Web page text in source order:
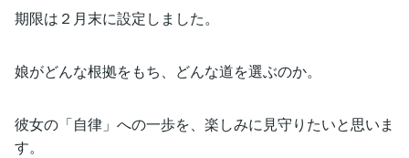
期限は２月末に設定しました。
娘がどんな根拠をもち、どんな道を選ぶのか。
彼女の「自律」への一歩を、楽しみに見守りたいと思いま
す。